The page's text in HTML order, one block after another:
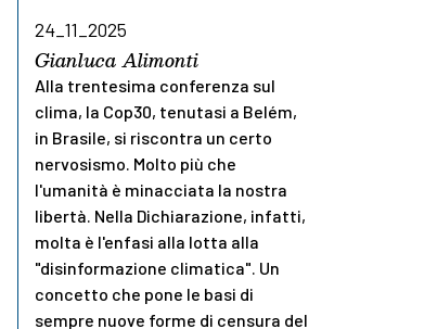
24_11_2025
Gianluca Alimonti
Alla trentesima conferenza sul
clima, la Cop30, tenutasi a Belém,
in Brasile, si riscontra un certo
nervosismo. Molto più che
l'umanità è minacciata la nostra
libertà. Nella Dichiarazione, infatti,
molta è l'enfasi alla lotta alla
"disinformazione climatica". Un
concetto che pone le basi di
sempre nuove forme di censura del